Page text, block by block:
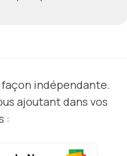
indépendante.
ajoutant dans vos
: